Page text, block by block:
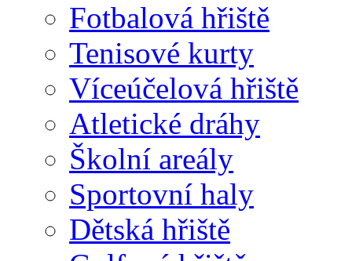
Fotbalová hřiště
Tenisové kurty
Víceúčelová hřiště
Atletické dráhy
Školní areály
Sportovní haly
Dětská hřiště